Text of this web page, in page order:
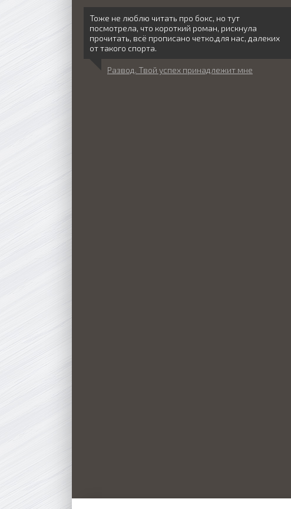
Тоже не люблю читать про бокс, но тут
посмотрела, что короткий роман, рискнула
прочитать, всё прописано четко,для нас, далеких
от такого спорта.
Развод. Твой успех принадлежит мне